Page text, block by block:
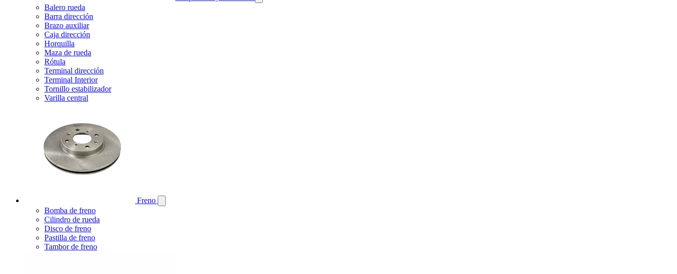
Balero rueda
Barra dirección
Brazo auxiliar
Caja dirección
Horquilla
Maza de rueda
Rótula
Terminal dirección
Terminal Interior
Tornillo estabilizador
Varilla central
Freno
Bomba de freno
Cilindro de rueda
Disco de freno
Pastilla de freno
Tambor de freno